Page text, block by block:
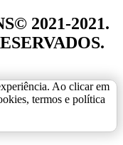
2021-2021.
Ao clicar em
termos e política